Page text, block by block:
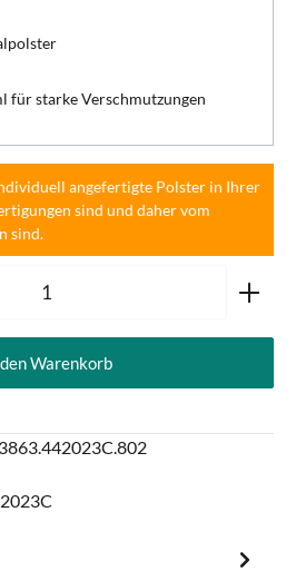
für starke Verschmutzungen
angefertigte Polster in Ihrer
sind und daher vom
sind.
gewünschten Wert ein oder
Warenkorb